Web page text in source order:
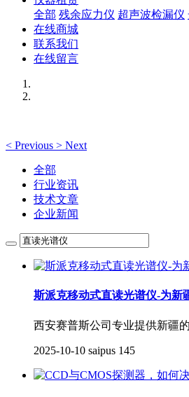
全部 残余应力仪 超声波检漏仪
在线商城
联系我们
在线留言
< Previous > Next
全部
行业资讯
技术文章
企业新闻
斯派克移动式直读光谱仪-为新
西安赛普斯公司专业提供新疆
2025-10-10 saipus 145